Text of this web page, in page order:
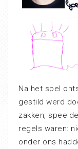
Na het spel
gestild werd
zakken,
regels waren:
onder ons